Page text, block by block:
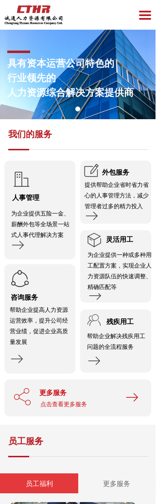
끀
首页
企业服务
员工服务
资讯与洞察
招聘专区
关于我们
党员服务
具有资本运营公司特色的
行业领先的
人力资源综合解决方案提供商
我们的服务
人事管理
ꀶ
为企业提供五险一金、
薪酬外包等全场景一站
式人事代理解决方案
ꁹ
外包服务
ꂐ
提供帮助企业省时省力省
心的人事管理方法，减少
管理者过多的精力投入
ꁹ
灵活用工
ꁦ
为企业提供一种或多种用
工配置方案，实现企业人
力资源队伍的快速调整、
精确匹配等
ꁹ
残疾用工
ꁘ
帮助企业解决残疾用工
问题的全流程服务
咨询服务
ꁢ
帮助企业提高人力资源
运营效率，提升公司经
营业绩，促进企业高质
量发展
ꁹ
更多服务
ꀲ 点击查看更多服务 ꁹ
员工服务
员工福利 更多服务